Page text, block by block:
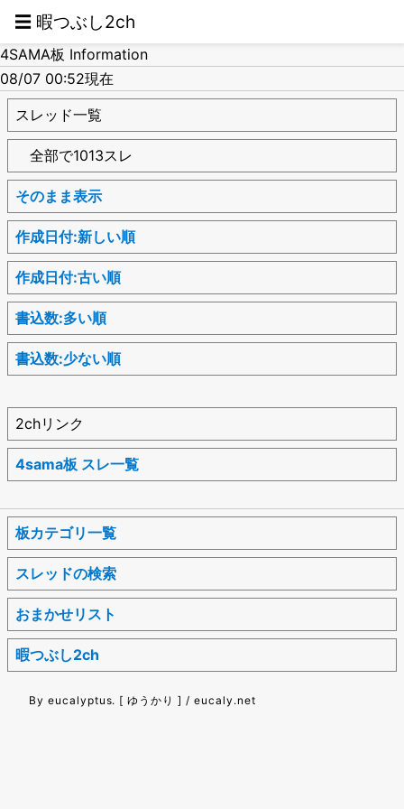
☰ 暇つぶし2ch
4SAMA板 Information
08/07 00:52現在
スレッド一覧
全部で1013スレ
そのまま表示
作成日付:新しい順
作成日付:古い順
書込数:多い順
書込数:少ない順
2chリンク
4sama板 スレ一覧
板カテゴリ一覧
スレッドの検索
おまかせリスト
暇つぶし2ch
By eucalyptus. [ ゆうかり ] / eucaly.net